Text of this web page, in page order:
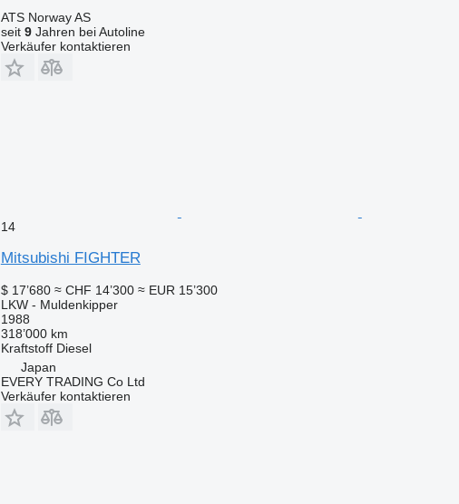
ATS Norway AS
seit 9Jahren bei Autoline
Verkäufer kontaktieren
14
Mitsubishi FIGHTER
$ 17’680 ≈ CHF 14’300 ≈ EUR 15’300
LKW - Muldenkipper
1988
318’000 km
Kraftstoff Diesel
Japan
EVERY TRADING Co Ltd
Verkäufer kontaktieren